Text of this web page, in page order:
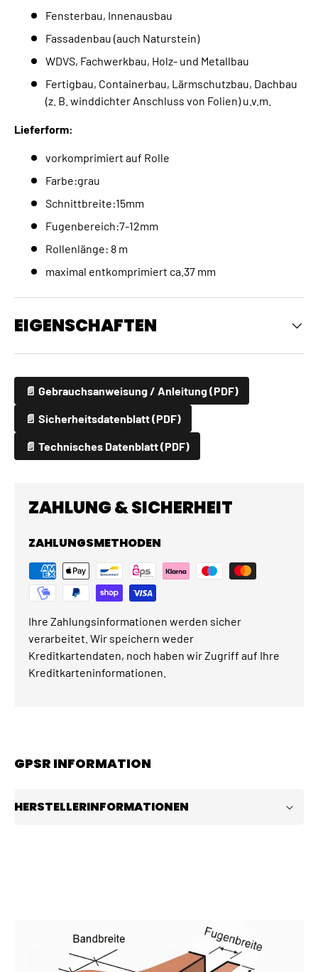
Fensterbau, Innenausbau
Fassadenbau (auch Naturstein)
WDVS, Fachwerkbau, Holz- und Metallbau
Fertigbau, Containerbau, Lärmschutzbau, Dachbau
(z. B. winddichter Anschluss von Folien) u.v.m.
Lieferform:
vorkomprimiert auf Rolle
Farbe:grau
Schnittbreite:15mm
Fugenbereich:7-12mm
Rollenlänge: 8 m
maximal entkomprimiert ca.37 mm
EIGENSCHAFTEN
📄 Gebrauchsanweisung / Anleitung (PDF)
📄 Sicherheitsdatenblatt (PDF)
📄 Technisches Datenblatt (PDF)
ZAHLUNG & SICHERHEIT
ZAHLUNGSMETHODEN
Ihre Zahlungsinformationen werden sicher
verarbeitet. Wir speichern weder
Kreditkartendaten, noch haben wir Zugriff auf Ihre
Kreditkarteninformationen.
GPSR INFORMATION
HERSTELLERINFORMATIONEN